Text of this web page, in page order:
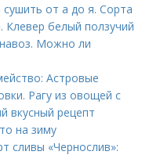
сушить от а до я. Сорта
Клевер белый ползучий
Можно ли
Астровые
Рагу из овощей с
вкусный рецепт
на зиму
сливы «Чернослив»: